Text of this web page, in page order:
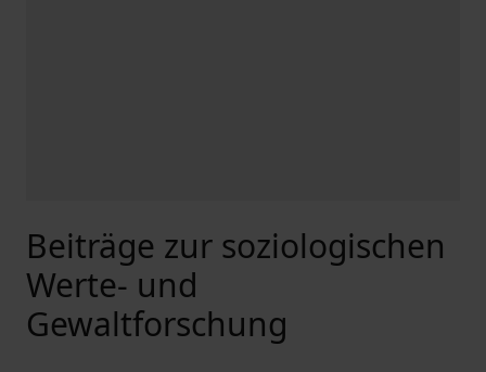
Beiträge zur soziologischen
Werte- und
Gewaltforschung